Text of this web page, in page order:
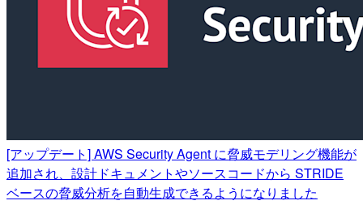
[アップデート] AWS Security Agent に脅威モデリング機能が
追加され、設計ドキュメントやソースコードから STRIDE
ベースの脅威分析を自動生成できるようになりました